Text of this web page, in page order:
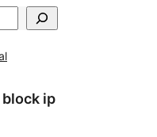
block ip